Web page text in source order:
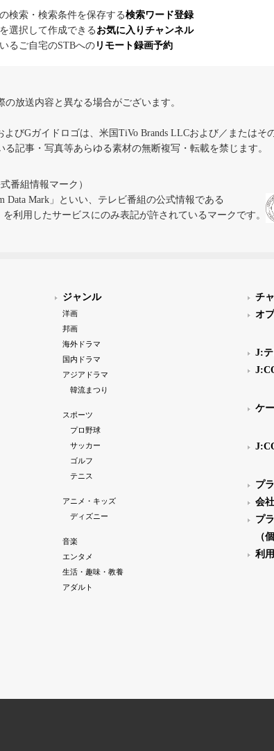
検索・検索条件を保存する検索ワード登録
選択して作成できる お気に入りチャンネル
るご自宅のSTBへの リモート録画予約
放送内容と異なる場合がございます。
びGガイドロゴは、米国TiVo Brands LLCおよび／またはそ
記事・写真等あらゆる素材の無断複写・転載を禁じます。
番組情報マーク）
Data Mark」といい、テレビ番組の公式情報である
を利用したサービスにのみ表記が許されているマークです。
ジャンル
洋画
邦画
海外ドラマ
国内ドラマ
アジアドラマ
韓流まつり
スポーツ
プロ野球
サッカー
ゴルフ
テニス
アニメ・キッズ
ディズニー
音楽
エンタメ
生活・趣味・教養
アダルト
チ
オ
J:
ケ
プ
会
プ
（
利